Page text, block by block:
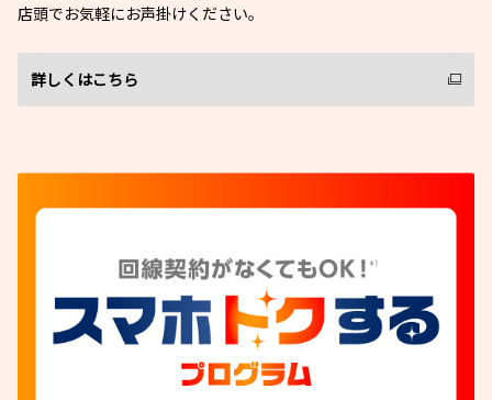
店頭でお気軽にお声掛けください。
詳しくはこちら